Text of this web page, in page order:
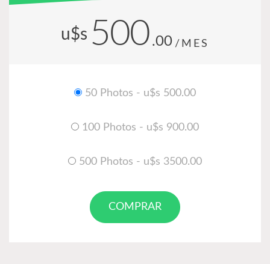
u$s 500 .00 /MES
50 Photos - u$s 500.00
100 Photos - u$s 900.00
500 Photos - u$s 3500.00
COMPRAR